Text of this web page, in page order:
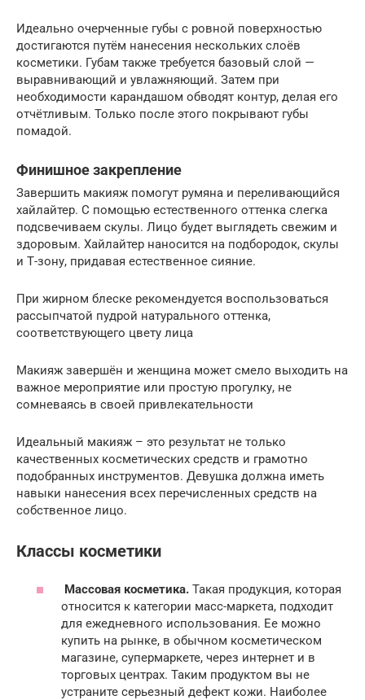
Идеально очерченные губы с ровной поверхностью
достигаются путём нанесения нескольких слоёв
косметики. Губам также требуется базовый слой —
выравнивающий и увлажняющий. Затем при
необходимости карандашом обводят контур, делая его
отчётливым. Только после этого покрывают губы
помадой.
Финишное закрепление
Завершить макияж помогут румяна и переливающийся
хайлайтер. С помощью естественного оттенка слегка
подсвечиваем скулы. Лицо будет выглядеть свежим и
здоровым. Хайлайтер наносится на подбородок, скулы
и Т-зону, придавая естественное сияние.
При жирном блеске рекомендуется воспользоваться
рассыпчатой пудрой натурального оттенка,
соответствующего цвету лица
Макияж завершён и женщина может смело выходить на
важное мероприятие или простую прогулку, не
сомневаясь в своей привлекательности
Идеальный макияж – это результат не только
качественных косметических средств и грамотно
подобранных инструментов. Девушка должна иметь
навыки нанесения всех перечисленных средств на
собственное лицо.
Классы косметики
Массовая косметика. Такая продукция, которая
относится к категории масс-маркета, подходит
для ежедневного использования. Ее можно
купить на рынке, в обычном косметическом
магазине, супермаркете, через интернет и в
торговых центрах. Таким продуктом вы не
устраните серьезный дефект кожи. Наиболее